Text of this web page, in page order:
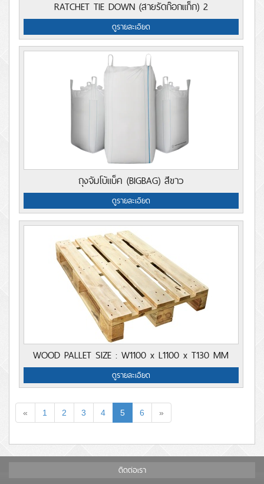
RATCHET TIE DOWN (สายรัดก๊อกแก็ก) 2
ดูรายละเอียด
ถุงจัมโบ้แบ็ค (BIGBAG) สีขาว
ดูรายละเอียด
WOOD PALLET SIZE : W1100 x L1100 x T130 MM
ดูรายละเอียด
« 1 2 3 4 5 6 »
ติดต่อเรา